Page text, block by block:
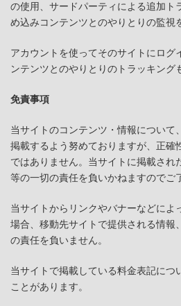
の使用、サードパーティによる追加ト
め込みコンテンツとのやりとりの監視
アカウントを使ってそのサイトにログ
ンテンツとのやりとりのトラッキング
免責事項
当サイトのコンテンツ・情報について
掲載するよう努めておりますが、正確
ではありません。当サイトに掲載され
等の一切の責任を負いかねますのでご
当サイトからリンクやバナーなどによ
場合、移動先サイトで提供される情報
の責任を負いません。
当サイトで掲載している料金表記につ
ことがあります。